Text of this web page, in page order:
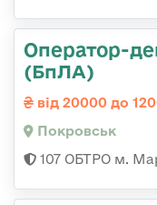
Оператор-
(БпЛА)
від 20000 до
Покровськ
107 ОБТРО м.